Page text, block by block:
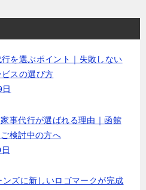
を選ぶポイント｜失敗しない
スの選び方
事代行が選ばれる理由｜函館
検討中の方へ
ンズに新しいロゴマークが完成